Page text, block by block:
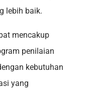
lebih baik.
mencakup
penilaian
kebutuhan
yang